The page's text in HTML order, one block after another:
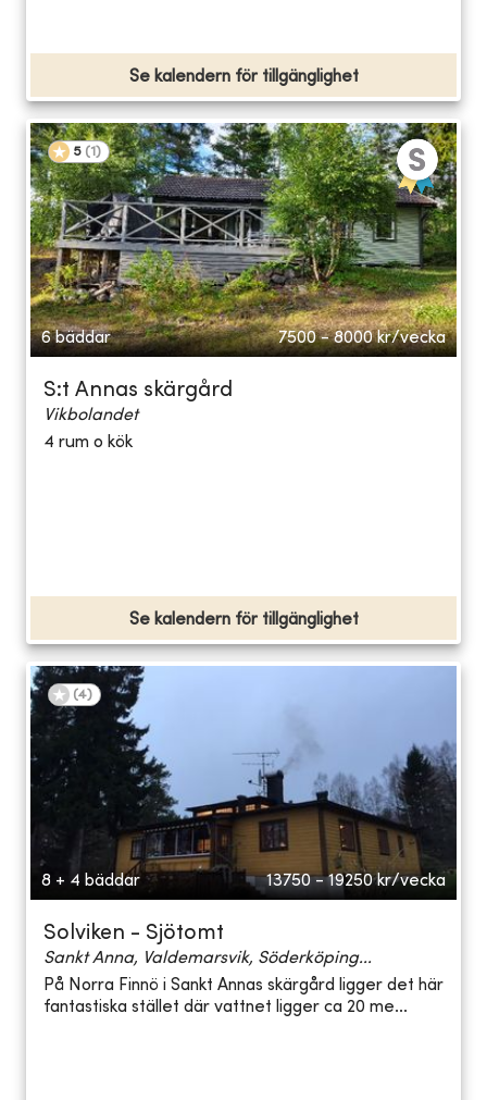
Se kalendern för tillgänglighet
5 (1 )
6 bäddar 7500 - 8000 kr/vecka
S:t Annas skärgård
Vikbolandet
4 rum o kök
Se kalendern för tillgänglighet
(4)
8 + 4 bäddar 13750 - 19250 kr/vecka
Solviken - Sjötomt
Sankt Anna, Valdemarsvik, Söderköping...
På Norra Finnö i Sankt Annas skärgård ligger det här
fantastiska stället där vattnet ligger ca 20 me...